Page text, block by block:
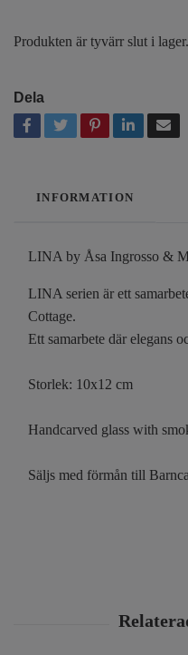
Produkten är tyvärr slut i
Dela
INFORMATION
LINA by Åsa Ingrosso &
LINA serien är ett
Cottage.
Ett samarbete där elegans
Storlek: 10x12 cm
Handcarved glass with
Säljs med förmån till